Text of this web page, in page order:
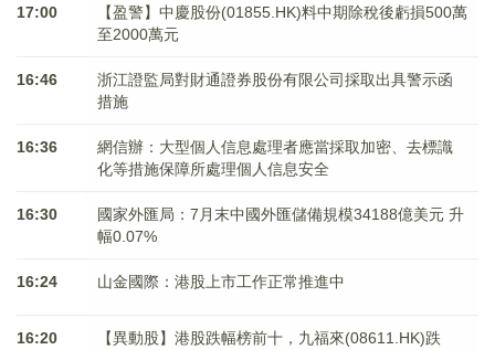
17:00
【盈警】中慶股份(01855.HK)料中期除稅後虧損500萬
至2000萬元
16:46
浙江證監局對財通證券股份有限公司採取出具警示函
措施
16:36
網信辦：大型個人信息處理者應當採取加密、去標識
化等措施保障所處理個人信息安全
16:30
國家外匯局：7月末中國外匯儲備規模34188億美元 升
幅0.07%
16:24 山金國際：港股上市工作正常推進中
16:20
【異動股】港股跌幅榜前十，九福來(08611.HK)跌